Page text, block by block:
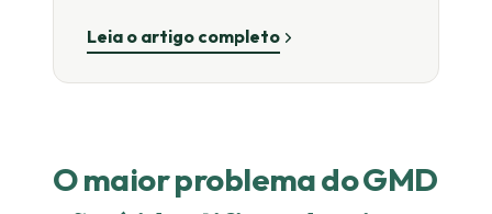
Leia o artigo completo
O maior problema do GMD